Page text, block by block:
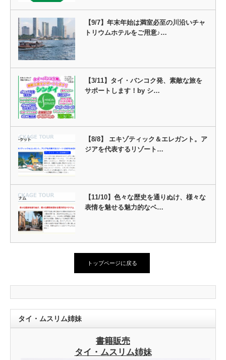
【9/7】年末年始は満室必至の川沿いチャ
トリウムホテルをご用意♪…
【3/11】タイ・バンコク発、素敵な旅を
サポートします！by シ…
【8/8】 エキゾティック＆エレガント。ア
ジアを代表するリゾート…
【11/10】色々な歴史を通りぬけ、様々な
表情を魅せる魅力的なベ…
トップページに戻る
タイ・ムスリム姉妹
書籍販売
タイ・ムスリム姉妹